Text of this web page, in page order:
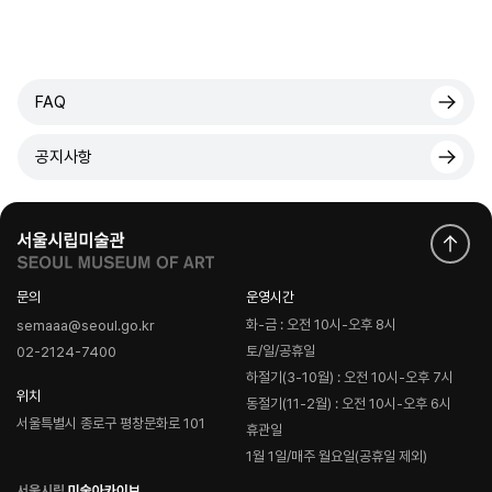
FAQ
공지사항
문의
semaaa@seoul.go.kr
02-2124-7400
위치
서울특별시 종로구 평창문화로 101
운영시간
화-금 : 오전 10시-오후 8시
토/일/공휴일
하절기(3-10월) : 오전 10시-오후 7시
동절기(11-2월) : 오전 10시-오후 6시
휴관일
1월 1일/매주 월요일(공휴일 제외)
로